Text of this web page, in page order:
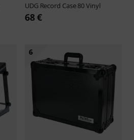
UDG Record Case 80 Vinyl
68 €
6